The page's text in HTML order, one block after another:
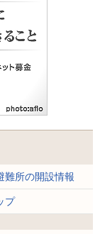
難所の開設情報
プ